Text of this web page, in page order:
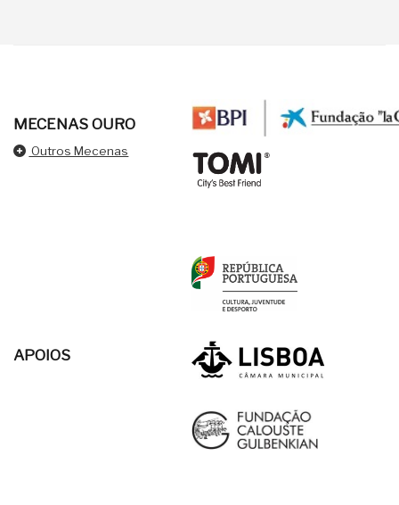
MECENAS OURO
Outros Mecenas
APOIOS